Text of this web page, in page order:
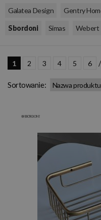
Galatea Design Gentry
Sbordoni Simas Webert
1 2 3 4 5 6 /
Sortowanie: